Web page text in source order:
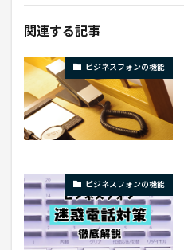
関連する記事
ビジネスフォンの機能
ビジネスフォンの機能